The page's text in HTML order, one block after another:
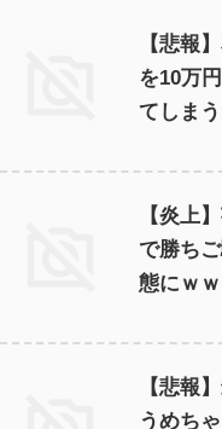
【悲報
を10万
てしまう
【炎上
で勝ち
態にｗ
【悲報
うめち